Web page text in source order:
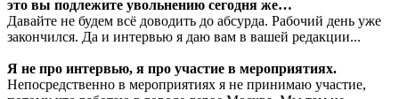
это вы подлежите увольнению сегодня же…
Давайте не будем всё доводить до абсурда. Рабочий день уже
закончился. Да и интервью я даю вам в вашей редакции...
Я не про интервью, я про участие в мероприятиях.
Непосредственно в мероприятиях я не принимаю участие,